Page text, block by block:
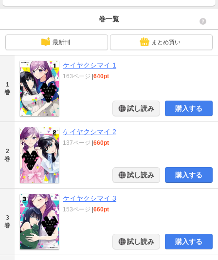
巻一覧
最新刊 まとめ買い
1
巻
ケイヤクシマイ 1
163ページ |640pt
試し読み 購入する
2
巻
ケイヤクシマイ 2
137ページ |660pt
試し読み 購入する
3
巻
ケイヤクシマイ 3
153ページ |660pt
試し読み 購入する